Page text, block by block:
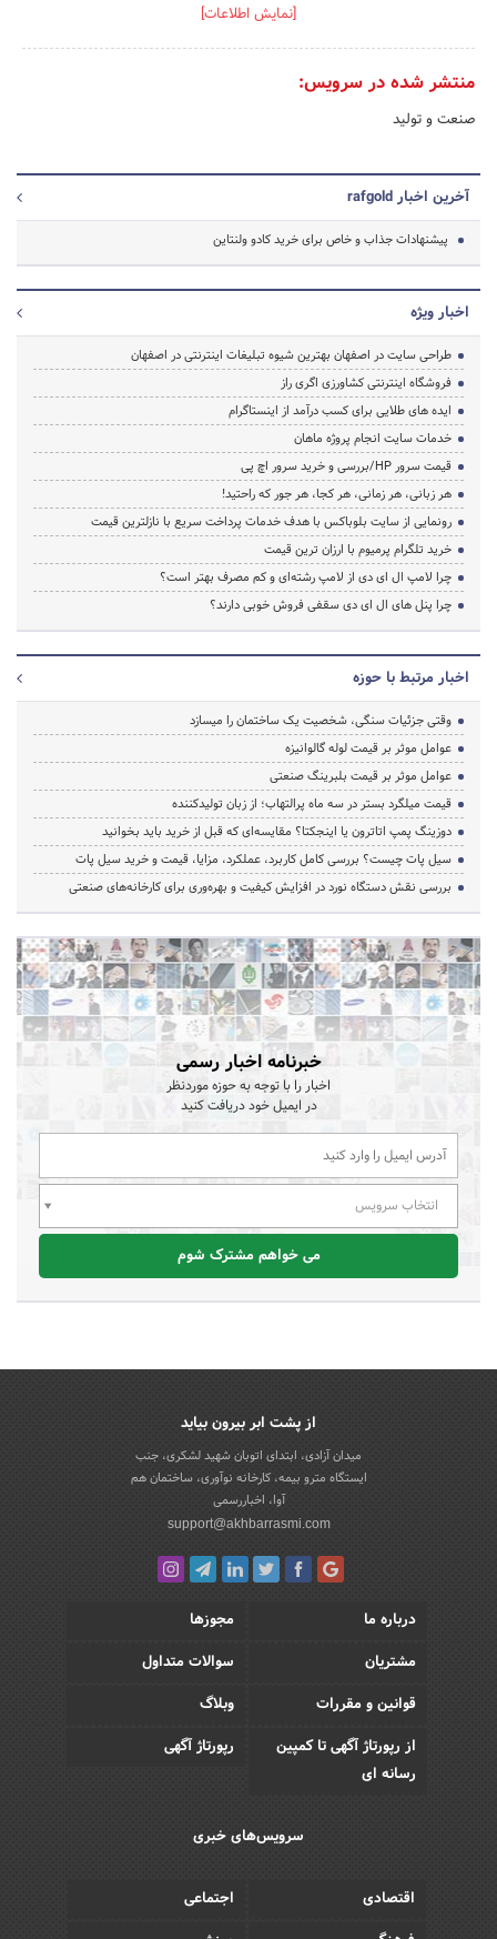
[نمایش اطلاعات]
منتشر شده در سرویس:
صنعت و تولید
آخرین اخبار rafgold
پیشنهادات جذاب و خاص برای خرید کادو ولنتاین
اخبار ویژه
طراحی سایت در اصفهان بهترین شیوه تبلیغات اینترنتی در اصفهان
فروشگاه اینترنتی کشاورزی اگری راز
ایده های طلایی برای کسب درآمد از اینستاگرام
خدمات سایت انجام پروژه ماهان
قیمت سرور HP/بررسی و خرید سرور اچ پی
هر زبانی، هر زمانی، هر کجا، هر جور که راحتید!
رونمایی از سایت بلوباکس با هدف خدمات پرداخت سریع با نازلترین قیمت
خرید تلگرام پرمیوم با ارزان ترین قیمت
چرا لامپ ال ای دی از لامپ رشته‌ای و کم مصرف بهتر است؟
چرا پنل های ال ای دی سقفی فروش خوبی دارند؟
اخبار مرتبط با حوزه
وقتی جزئیات سنگی، شخصیت یک ساختمان را میسازد
عوامل موثر بر قیمت لوله گالوانیزه
عوامل موثر بر قیمت بلبرینگ صنعتی
قیمت میلگرد بستر در سه ماه پرالتهاب؛ از زبان تولیدکننده
دوزینگ پمپ اتاترون یا اینجکتا؟ مقایسه‌ای که قبل از خرید باید بخوانید
سیل پات چیست؟ بررسی کامل کاربرد، عملکرد، مزایا، قیمت و خرید سیل پات
بررسی نقش دستگاه نورد در افزایش کیفیت و بهره‌وری برای کارخانه‌های صنعتی
خبرنامه اخبار رسمی
اخبار را با توجه به حوزه موردنظر
در ایمیل خود دریافت کنید
انتخاب سرویس
می خواهم مشترک شوم
از پشت ابر بیرون بیاید
میدان آزادی، ابتدای اتوبان شهید لشکری، جنب
ایستگاه مترو بیمه، کارخانه نوآوری، ساختمان هم
آوا، اخباررسمی
support@akhbarrasmi.com
درباره ما
مجوزها
مشتریان
سوالات متداول
قوانین و مقررات
وبلاگ
از رپورتاژ آگهی تا کمپین
رسانه ای
رپورتاژ آگهی
سرویس‌های خبری
اقتصادی
اجتماعی